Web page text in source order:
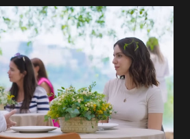
encontrar o homem que realmente
que dedica todas as suas energias a
estudando e se orgulhando de
família a ingressar na
personalidade muito alegre, é
determinada, criativa e
e é uma ótima amiga. Pode ser